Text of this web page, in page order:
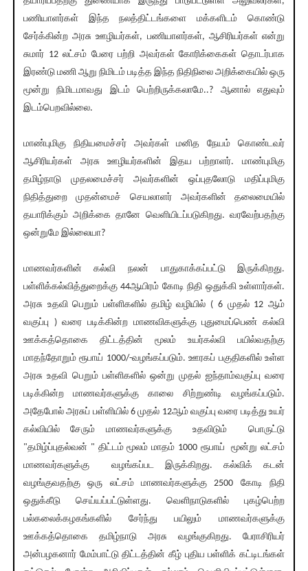
பணியாளர்கள் இந்த நலத்திட்டங்களை மக்களிடம் கொண்டு
சேர்க்கின்ற அரசு ஊழியர்கள், பணியாளர்கள், ஆசிரியர்கள் என்று
சுமார் 12 லட்சம் பேரை பற்றி அவர்கள் கோரிக்கைகள் தொடர்பாக
இரண்டு மணி ஆறு நிமிடம் படித்த இந்த நிதிநிலை அறிக்கையில் ஒரு
மூன்று நிமிடமாவது இடம் பெற்றிருக்கலாமே..? ஆனால் எதுவும்
இடம்பெறவில்லை.
மாண்புமிகு நிதியமைச்சர் அவர்கள் மனித நேயம் கொண்டவர்
ஆசிரியர்கள் அரசு ஊழியர்களின் இதய பற்றாளர். மாண்புமிகு
தமிழ்நாடு முதலமைச்சர் அவர்களின் ஒப்புதலோடு மதிப்புமிகு
நிதித்துறை முதன்மைச் செயலாளர் அவர்களின் தலைமையில்
தயாரிக்கும் அறிக்கை தானே வெளியிடப்படுகிறது. வரவேற்பதற்கு
ஒன்றுமே இல்லையா?
மாணவர்களின் கல்வி நலன் பாதுகாக்கப்பட்டு இருக்கிறது.
பள்ளிக்கல்வித்துறைக்கு 44ஆயிரம் கோடி நிதி ஒதுக்கி உள்ளார்கள்.
அரசு உதவி பெறும் பள்ளிகளில் தமிழ் வழியில் ( 6 முதல் 12 ஆம்
வகுப்பு ) வரை படிக்கின்ற மாணவிகளுக்கு புதுமைப்பெண் கல்வி
ஊக்கத்தொகை திட்டத்தின் மூலம் உயர்கல்வி பயில்வதற்கு
மாதந்தோறும் ரூபாய் 1000/-வழங்கப்படும். ஊரகப் பகுதிகளில் உள்ள
அரசு உதவி பெறும் பள்ளிகளில் ஒன்று முதல் ஐந்தாம்வகுப்பு வரை
படிக்கின்ற மாணவர்களுக்கு காலை சிற்றுண்டி வழங்கப்படும்.
அதேபோல் அரசுப் பள்ளியில் 6 முதல் 12ஆம் வகுப்பு வரை படித்து உயர்
கல்வியில் சேரும் மாணவர்களுக்கு உதவிடும் பொருட்டு
"தமிழ்ப்புதல்வன் " திட்டம் மூலம் மாதம் 1000 ரூபாய் மூன்று லட்சம்
மாணவர்களுக்கு வழங்கப்பட இருக்கிறது. கல்விக் கடன்
வழங்குவதற்கு ஒரு லட்சம் மாணவர்களுக்கு 2500 கோடி நிதி
ஒதுக்கீடு செய்யப்பட்டுள்ளது. வெளிநாடுகளில் புகழ்பெற்ற
பல்கலைக்கழகங்களில் சேர்ந்து பயிலும் மாணவர்களுக்கு
ஊக்கத்தொகை தமிழ்நாடு அரசு வழங்குகிறது. பேராசிரியர்
அன்பழகனார் மேம்பாட்டு திட்டத்தின் கீழ் புதிய பள்ளிக் கட்டிடங்கள்